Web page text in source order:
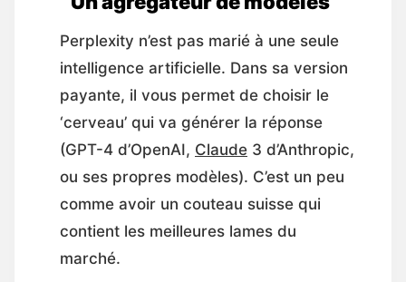
Perplexity n’est pas marié à une seule
intelligence artificielle. Dans sa version
payante, il vous permet de choisir le
‘cerveau’ qui va générer la réponse
(GPT-4 d’OpenAI, Claude 3 d’Anthropic,
ou ses propres modèles). C’est un peu
comme avoir un couteau suisse qui
contient les meilleures lames du
marché.